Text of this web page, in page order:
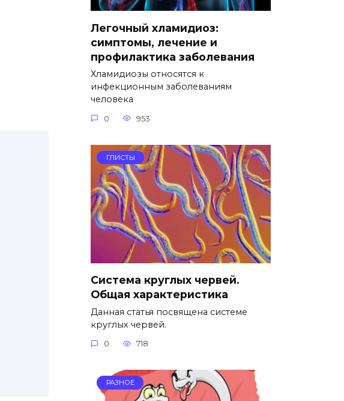
Легочный хламидиоз:
симптомы, лечение и
профилактика заболевания
Хламидиозы относятся к
инфекционным заболеваниям
человека
0 953
ГЛИСТЫ
Система круглых червей.
Общая характеристика
Данная статья посвящена системе
круглых червей.
0 718
РАЗНОЕ